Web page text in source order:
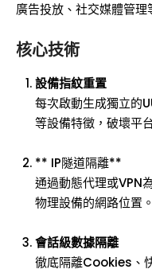
廣告投放、社交媒體管理
核心技術
設備指紋重置
每次啟動生成獨立的
等設備特徵，破壞平
** IP隧道隔離**
通過動態代理或VPN
物理設備的網路位置。
會話級數據隔離
徹底隔離Cookies、